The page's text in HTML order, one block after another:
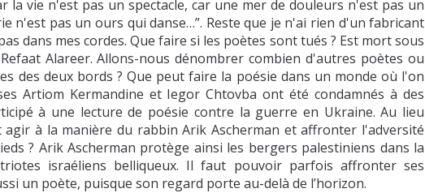
la vie n'est pas un spectacle, car une mer de douleurs n'est pas un
n'est pas un ours qui danse…”. Reste que je n'ai rien d'un fabricant
dans mes cordes. Que faire si les poètes sont tués ? Est mort sous
Alareer. Allons-nous dénombrer combien d'autres poètes ou
des deux bords ? Que peut faire la poésie dans un monde où l'on
Artiom Kermandine et Iegor Chtovba ont été condamnés à des
à une lecture de poésie contre la guerre en Ukraine. Au lieu
à la manière du rabbin Arik Ascherman et affronter l'adversité
? Arik Ascherman protège ainsi les bergers palestiniens dans la
israéliens belliqueux. Il faut pouvoir parfois affronter ses
un poète, puisque son regard porte au-delà de l’horizon.